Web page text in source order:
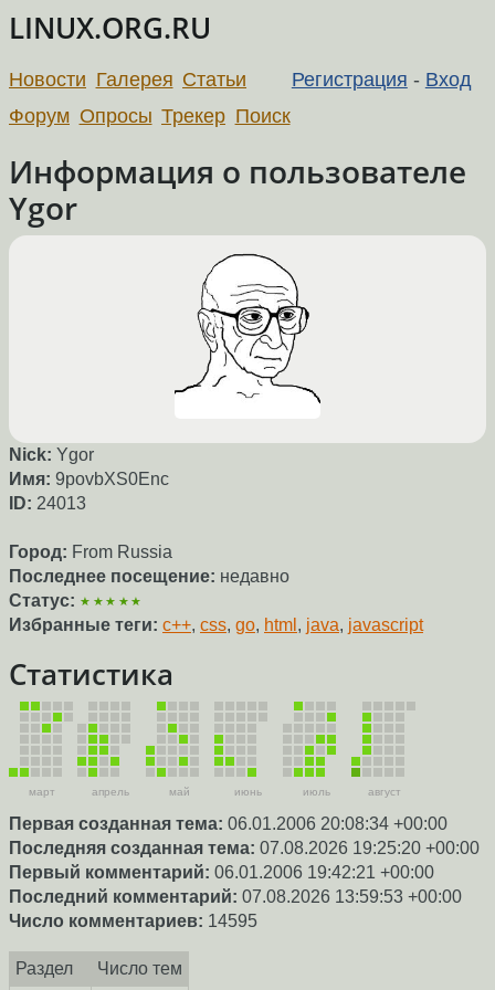
LINUX.ORG.RU
Регистрация - Вход
Новости Галерея Статьи
Форум Опросы Трекер Поиск
Информация о пользователе
Ygor
Nick: Ygor
Имя: 9povbXS0Enc
ID: 24013
Город: From Russia
Последнее посещение: недавно
Статус: ★★★★★
Избранные теги: c++, css, go, html , java, javascript
Статистика
март апрель май июнь июль август
Первая созданная тема: 06.01.2006 20:08:34 +00:00
Последняя созданная тема: 07.08.2026 19:25:20 +00:00
Первый комментарий: 06.01.2006 19:42:21 +00:00
Последний комментарий: 07.08.2026 13:59:53 +00:00
Число комментариев: 14595
Раздел Число тем